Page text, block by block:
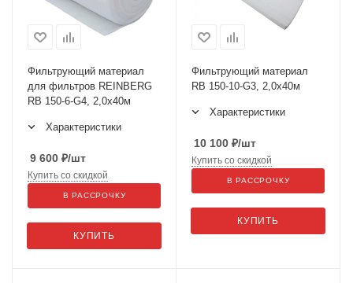
Фильтрующий материал
для фильтров REINBERG
RB 150-6-G4, 2,0х40м
Характеристики
9 600 ₽/шт
КУПИТЬ
Купить со скидкой
В РАССРОЧКУ
Фильтрующий материал
RB 150-10-G3, 2,0х40м
Характеристики
10 100 ₽/шт
КУПИТЬ
Купить со скидкой
В РАССРОЧКУ